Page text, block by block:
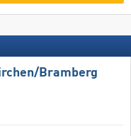
​Bramberg